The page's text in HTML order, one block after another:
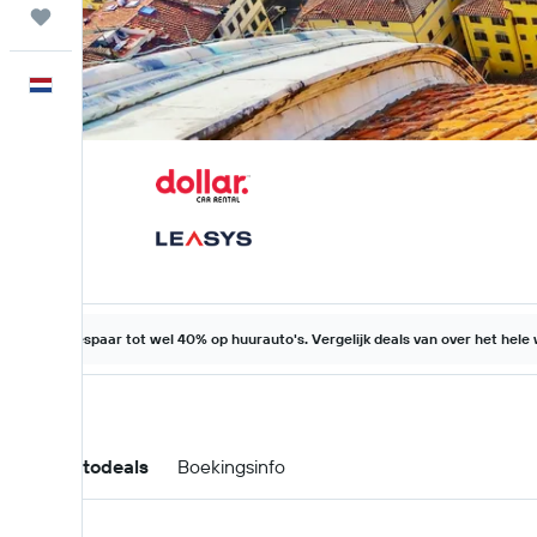
Trips
Nederlands
Bespaar tot wel 40% op huurauto's. Vergelijk deals van over het hele
Huurautodeals Boekingsinfo